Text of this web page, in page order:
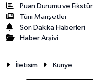
Puan Durumu ve Fikstür
Tüm Manşetler
Son Dakika Haberleri
Haber Arşivi
İletisim Künye